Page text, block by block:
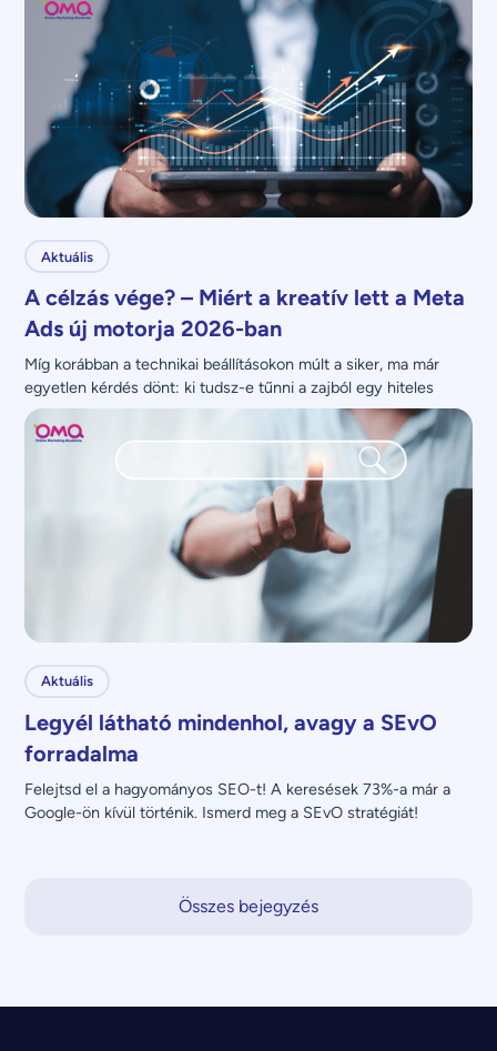
Aktuális
A célzás vége? – Miért a kreatív lett a Meta
Ads új motorja 2026-ban
Míg korábban a technikai beállításokon múlt a siker, ma már
egyetlen kérdés dönt: ki tudsz-e tűnni a zajból egy hiteles
üzenettel?
Aktuális
Legyél látható mindenhol, avagy a SEvO
forradalma
Felejtsd el a hagyományos SEO-t! A keresések 73%-a már a
Google-ön kívül történik. Ismerd meg a SEvO stratégiát!
Összes bejegyzés